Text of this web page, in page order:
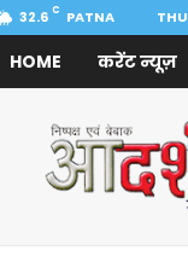
32.6 C PATNA
HOME करेंट न्यूज़
Samachar